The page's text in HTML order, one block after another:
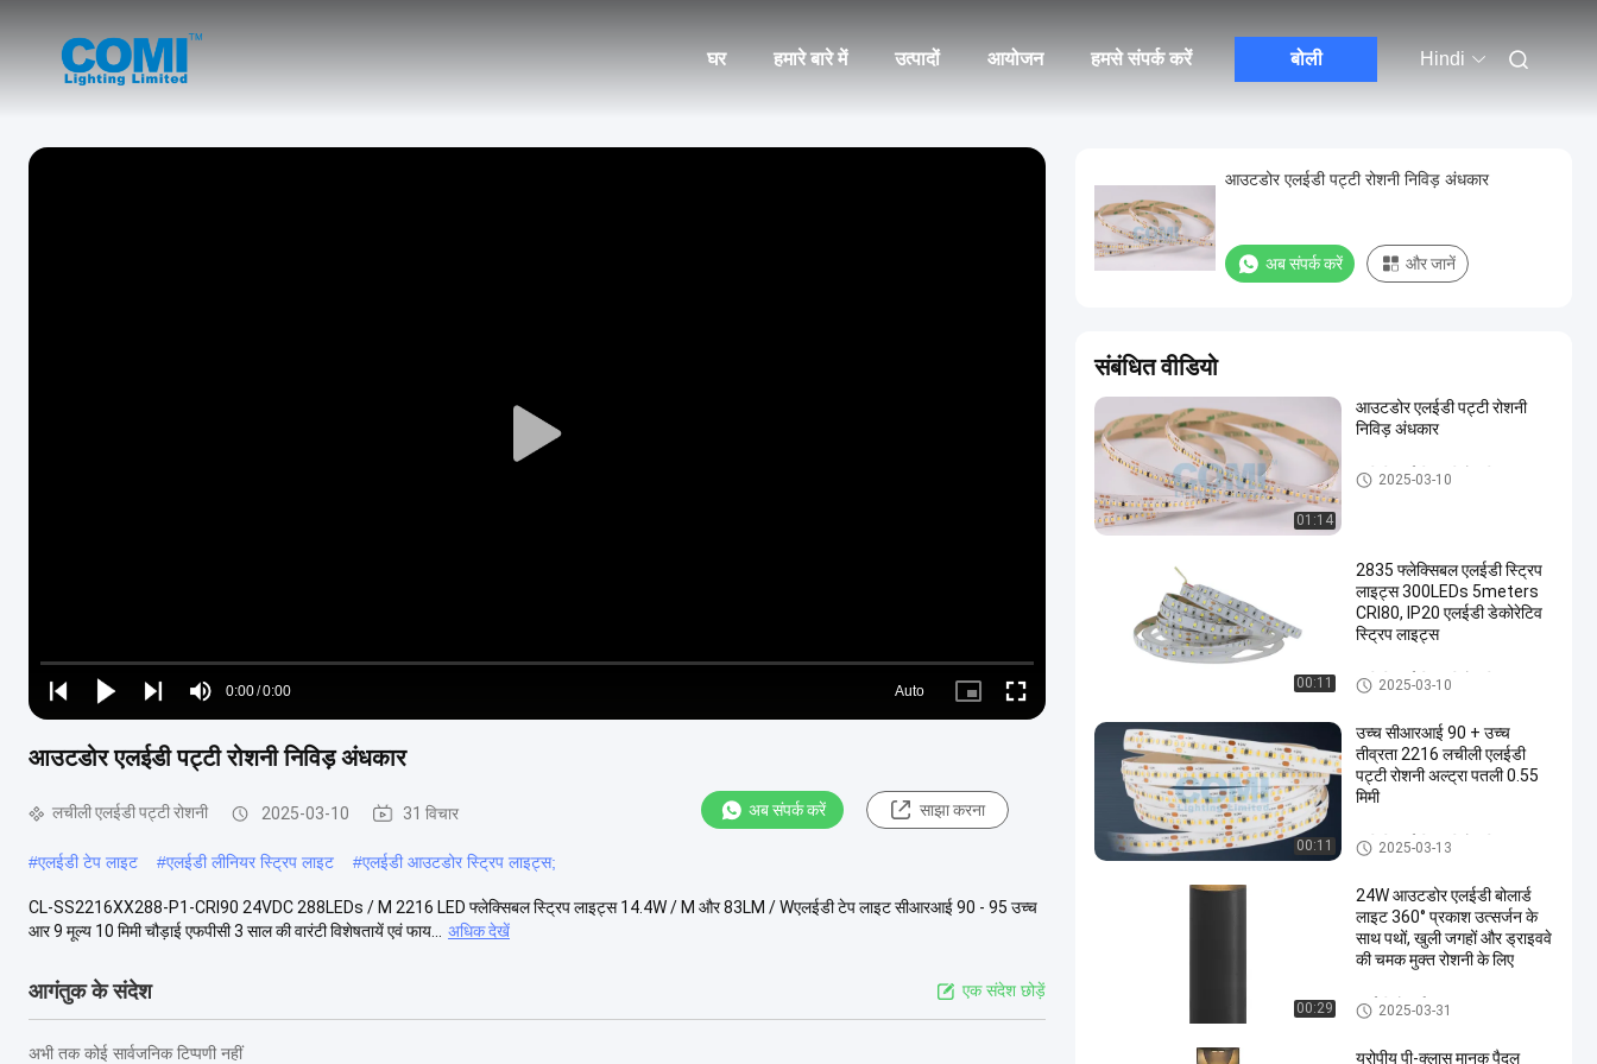
घर हमारे बारे में उत्पादों आयोजन हमसे संपर्क करें बोली Hindi
Play
Play
Play
Play
Mute
Time
0:00/0:00
Loaded:
0%
Auto
Picture- Fullscreen
आउटडोर एलईडी पट्टी रोशनी निविड़ अंधकार
लचीली एलईडी पट्टी रोशनी 2025-03-10 31 विचार अब संपर्क करें साझा करना
#एलईडी टेप लाइट #एलईडी लीनियर स्ट्रिप लाइट #एलईडी आउटडोर स्ट्रिप लाइट्स;
CL-SS2216XX288-P1-CRI90 24VDC 288LEDs / M 2216 LED फ्लेक्सिबल स्ट्रिप लाइट्स 14.4W / M और 83LM / Wएलईडी टेप लाइट सीआरआई 90 - 95 उच्च
आर 9 मूल्य 10 मिमी चौड़ाई एफपीसी 3 साल की वारंटी विशेषतायें एवं फाय...
अधिक देखें
आगंतुक के संदेश एक संदेश छोड़ें
अभी तक कोई सार्वजनिक टिप्पणी नहीं
आउटडोर एलईडी पट्टी रोशनी निविड़ अंधकार
अब संपर्क करें और जानें
संबंधित वीडियो
01:14
आउटडोर एलईडी पट्टी रोशनी
निविड़ अंधकार
लचीली एलईडी पट्टी रोशनी
2025-03-10
00:11
2835 फ्लेक्सिबल एलईडी स्ट्रिप
लाइट्स 300LEDs 5meters
CRI80, IP20 एलईडी डेकोरेटिव
स्ट्रिप लाइट्स
लचीली एलईडी पट्टी रोशनी
2025-03-10
00:11
उच्च सीआरआई 90 + उच्च
तीव्रता 2216 लचीली एलईडी
पट्टी रोशनी अल्ट्रा पतली 0.55
मिमी
लचीली एलईडी पट्टी रोशनी
2025-03-13
00:29
24W आउटडोर एलईडी बोलार्ड
लाइट 360° प्रकाश उत्सर्जन के
साथ पथों, खुली जगहों और ड्राइववे
की चमक मुक्त रोशनी के लिए
एलईडी बोलार्ड लाइट्स
2025-03-31
यूरोपीय पी-क्लास मानक पैदल